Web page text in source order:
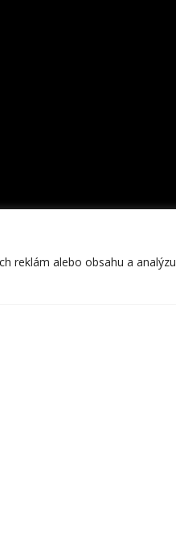
reklám alebo obsahu a analýzu